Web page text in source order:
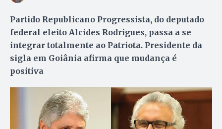
Partido Republicano Progressista, do deputado
federal eleito Alcides Rodrigues, passa a se
integrar totalmente ao Patriota. Presidente da
sigla em Goiânia afirma que mudança é
positiva